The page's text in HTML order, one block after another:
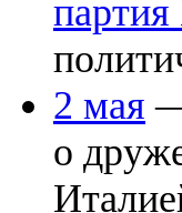
2 мая
о